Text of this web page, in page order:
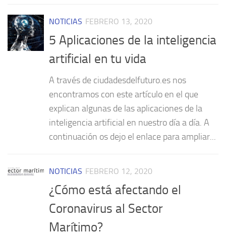
NOTICIAS FEBRERO 13, 2020
5 Aplicaciones de la inteligencia
artificial en tu vida
A través de ciudadesdelfuturo.es nos
encontramos con este artículo en el que
explican algunas de las aplicaciones de la
inteligencia artificial en nuestro día a día. A
continuación os dejo el enlace para ampliar...
NOTICIAS FEBRERO 12, 2020
¿Cómo está afectando el
Coronavirus al Sector
Marítimo?